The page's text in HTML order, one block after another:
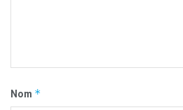
Nom *